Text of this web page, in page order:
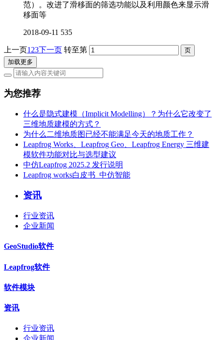
范）。改进了滑移面的筛选功能以及利用颜色来显示滑
移面等
2018-09-11 535
上一页1 23下一页 转至第
加载更多
为您推荐
什么是隐式建模（Implicit Modelling）？为什么它改变了
三维地质建模的方式？
为什么二维地质图已经不能满足今天的地质工作？
Leapfrog Works、Leapfrog Geo、Leapfrog Energy 三维建
模软件功能对比与选型建议
中仿Leapfrog 2025.2 发行说明
Leapfrog works白皮书_中仿智能
资讯
行业资讯
企业新闻
GeoStudio软件
Leapfrog软件
软件模块
资讯
行业资讯